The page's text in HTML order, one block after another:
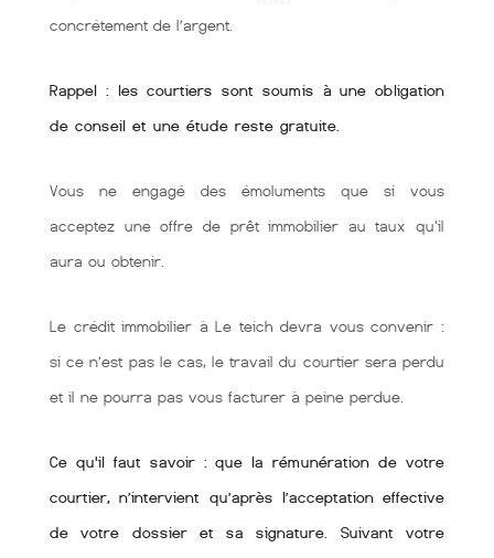
concrétement de l’argent.
Rappel : les courtiers sont soumis à une obligation
de conseil et une étude reste gratuite.
Vous ne engagé des émoluments que si vous
acceptez une offre de prêt immobilier au taux qu'il
aura ou obtenir.
Le crédit immobilier à Le teich devra vous convenir :
si ce n’est pas le cas, le travail du courtier sera perdu
et il ne pourra pas vous facturer à peine perdue.
Ce qu'il faut savoir : que la rémunération de votre
courtier, n’intervient qu’après l’acceptation effective
de votre dossier et sa signature. Suivant votre